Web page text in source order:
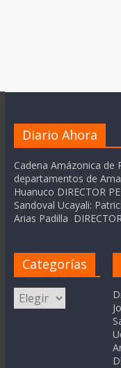
Diario Ahora
Cadena Amázonica de
departamentos de
Huanuco DIRECTOR
Sandoval Ucayali:
Arias Padilla
Categorías
Categorías